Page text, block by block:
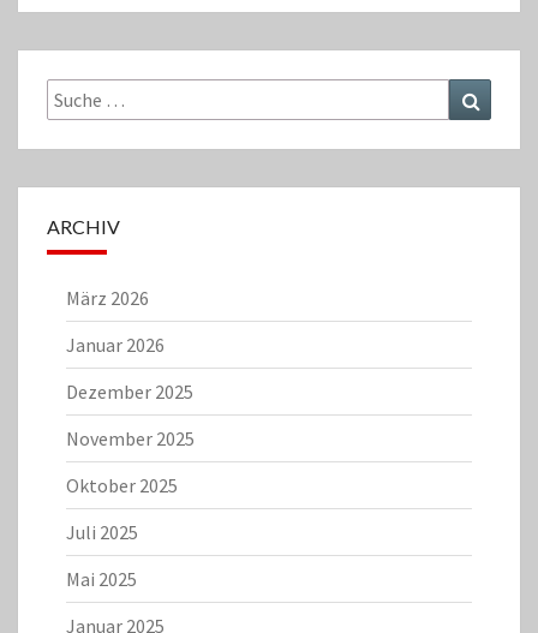
Suche
nach:
ARCHIV
März 2026
Januar 2026
Dezember 2025
November 2025
Oktober 2025
Juli 2025
Mai 2025
Januar 2025